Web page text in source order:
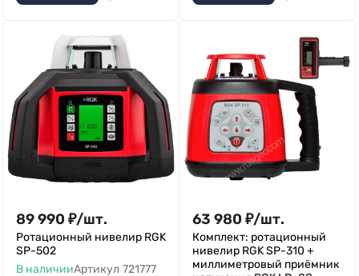
89 990 ₽/шт.
Ротационный нивелир RGK
SP-502
В наличииАртикул 721777
63 980 ₽/шт.
Комплект: ротационный
нивелир RGK SP-310 +
миллиметровый приёмник